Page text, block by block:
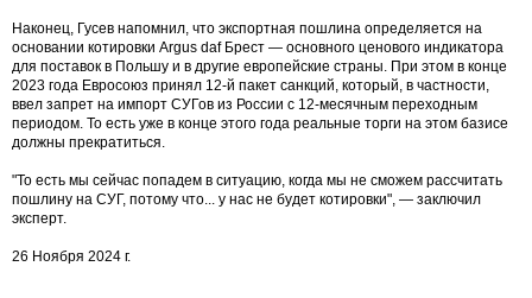
Наконец, Гусев напомнил, что экспортная пошлина определяется на
основании котировки Argus daf Брест — основного ценового индикатора
для поставок в Польшу и в другие европейские страны. При этом в конце
2023 года Евросоюз принял 12-й пакет санкций, который, в частности,
ввел запрет на импорт СУГов из России с 12-месячным переходным
периодом. То есть уже в конце этого года реальные торги на этом базисе
должны прекратиться.
"То есть мы сейчас попадем в ситуацию, когда мы не сможем рассчитать
пошлину на СУГ, потому что... у нас не будет котировки", — заключил
эксперт.
26 Ноября 2024 г.